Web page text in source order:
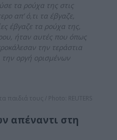
τα ρούχα της στις
απ’ ό,τι τα έβγαζε,
έβγαζε τα ρούχα της,
ήταν αυτές που όπως
την τεράστια
την οργή ορισμένων
τους / Photo: REUTERS
απέναντι στη